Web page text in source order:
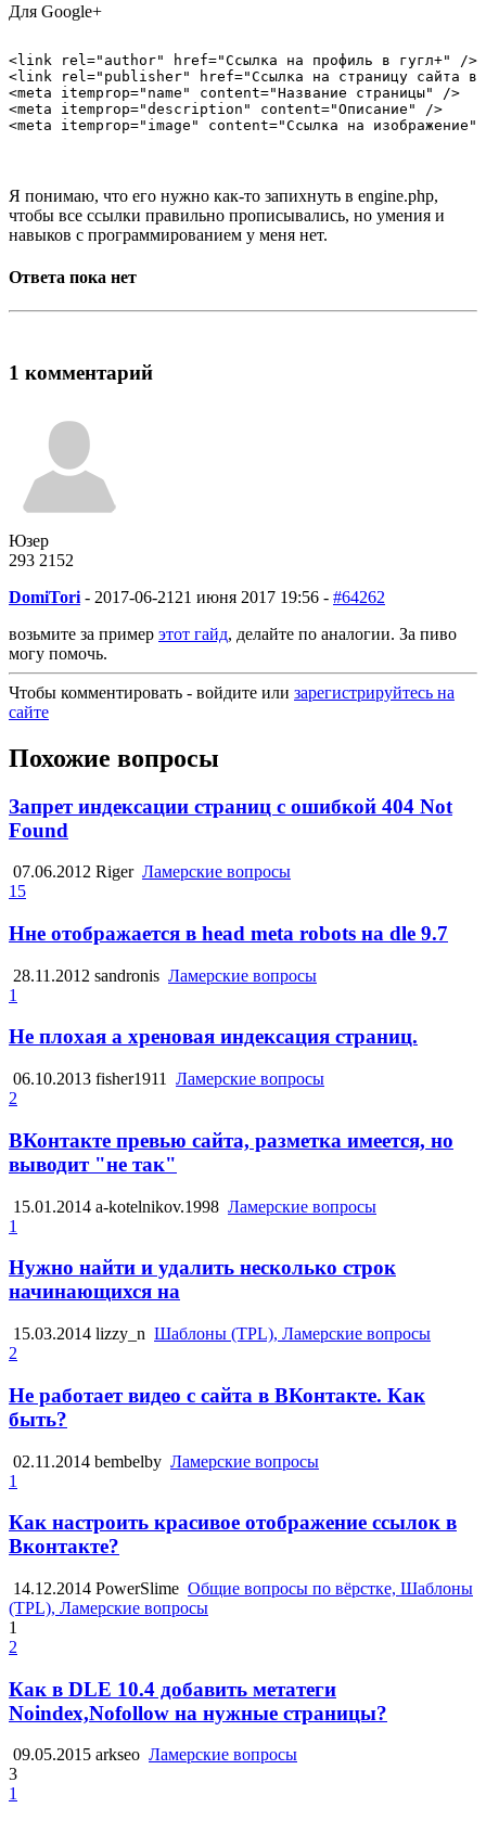
Для Google+
<link rel="author" href="Ссылка на профиль в гугл+" />
<link rel="publisher" href="Ссылка на страницу сайта в
<meta itemprop="name" content="Название страницы" />
<meta itemprop="description" content="Описание" />
Я понимаю, что его нужно как-то запихнуть в engine.php,
чтобы все ссылки правильно прописывались, но умения и
навыков с программированием у меня нет.
Ответа пока нет
1 комментарий
Юзер
293 21 52
DomiTori - 2017-06-21 21 июня 2017 19:56 - #64262
возьмите за пример этот гайд, делайте по аналогии. За пиво
могу помочь.
Чтобы комментировать - войдите или зарегистрируйтесь на
сайте
Похожие вопросы
Запрет индексации страниц с ошибкой 404 Not
Found
07.06.2012 Riger Ламерские вопросы
15
Нне отображается в head meta robots на dle 9.7
28.11.2012 sandronis Ламерские вопросы
1
Не плохая а хреновая индексация страниц.
06.10.2013 fisher1911
Ламерские вопросы
2
ВКонтакте превью сайта, разметка имеется, но
выводит "не так"
15.01.2014 a-kotelnikov.1998 Ламерские вопросы
1
Нужно найти и удалить несколько строк
начинающихся на
15.03.2014 lizzy_n Шаблоны (TPL), Ламерские вопросы
2
Не работает видео с сайта в ВКонтакте. Как
быть?
02.11.2014 bembelby Ламерские вопросы
1
Как настроить красивое отображение ссылок в
Вконтакте?
14.12.2014 PowerSlime Общие вопросы по вёрстке, Шаблоны
(TPL), Ламерские вопросы
1
2
Как в DLE 10.4 добавить метатеги
Noindex,Nofollow на нужные страницы?
09.05.2015 arkseo Ламерские вопросы
3
1